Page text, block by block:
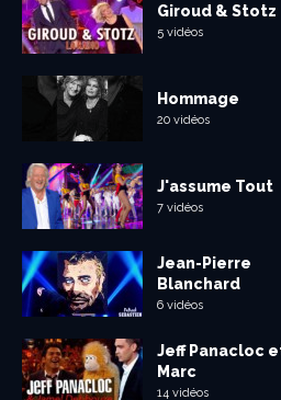
Giroud & Stotz
5 vidéos
Hommage
20 vidéos
J'assume Tout
7 vidéos
Jean-Pierre
Blanchard
6 vidéos
Jeff Panacloc
Marc
14 vidéos